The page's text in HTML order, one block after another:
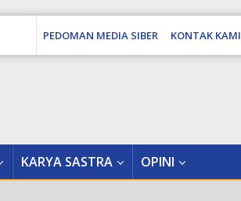
PEDOMAN MEDIA SIBER KONTAK KAMI
KARYA SASTRA OPINI